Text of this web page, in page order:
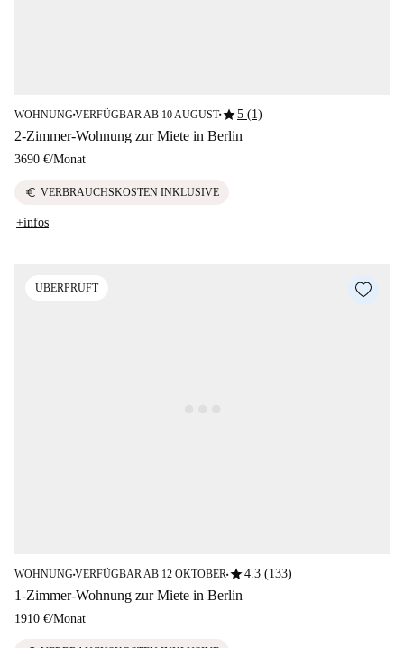
WOHNUNG■VERFÜGBAR AB 10 AUGUST■star5 (1)
2-Zimmer-Wohnung zur Miete in Berlin
3690 €/Monat
euro VERBRAUCHSKOSTEN INKLUSIVE
+infos
ÜBERPRÜFT
WOHNUNG■VERFÜGBAR AB 12 OKTOBER■star4.3 (133)
1-Zimmer-Wohnung zur Miete in Berlin
1910 €/Monat